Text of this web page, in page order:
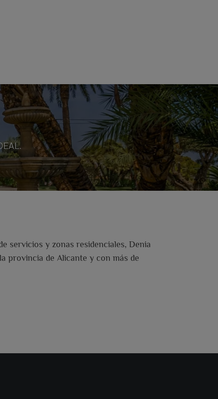
servicios y zonas residenciales, Denia
provincia de Alicante y con más de